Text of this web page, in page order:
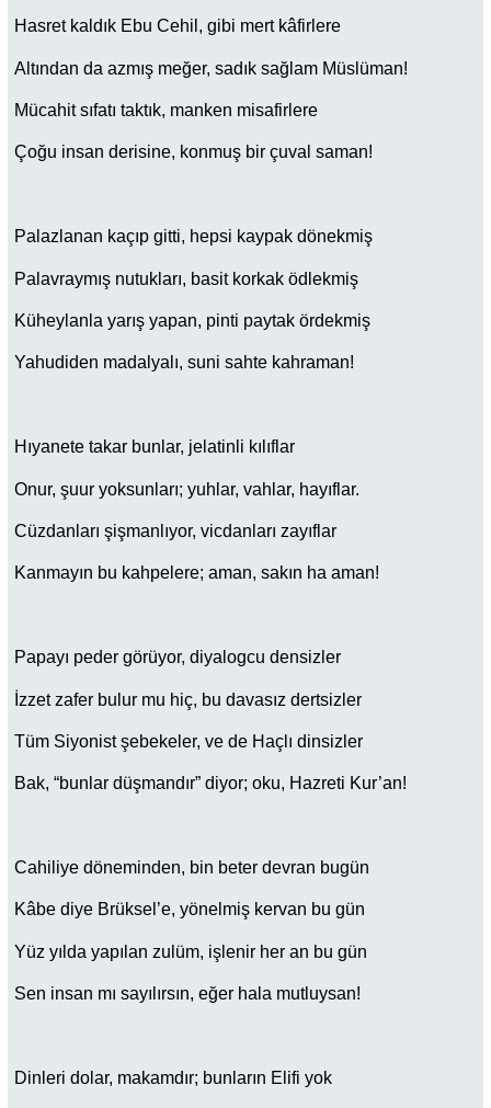
Hasret kaldık Ebu Cehil, gibi mert kâfirlere
Altından da azmış meğer, sadık sağlam Müslüman!
Mücahit sıfatı taktık, manken misafirlere
Çoğu insan derisine, konmuş bir çuval saman!
Palazlanan kaçıp gitti, hepsi kaypak dönekmiş
Palavraymış nutukları, basit korkak ödlekmiş
Küheylanla yarış yapan, pinti paytak ördekmiş
Yahudiden madalyalı, suni sahte kahraman!
Hıyanete takar bunlar, jelatinli kılıflar
Onur, şuur yoksunları; yuhlar, vahlar, hayıflar.
Cüzdanları şişmanlıyor, vicdanları zayıflar
Kanmayın bu kahpelere; aman, sakın ha aman!
Papayı peder görüyor, diyalogcu densizler
İzzet zafer bulur mu hiç, bu davasız dertsizler
Tüm Siyonist şebekeler, ve de Haçlı dinsizler
Bak, “bunlar düşmandır” diyor; oku, Hazreti Kur’an!
Cahiliye döneminden, bin beter devran bugün
Kâbe diye Brüksel’e, yönelmiş kervan bu gün
Yüz yılda yapılan zulüm, işlenir her an bu gün
Sen insan mı sayılırsın, eğer hala mutluysan!
Dinleri dolar, makamdır; bunların Elifi yok